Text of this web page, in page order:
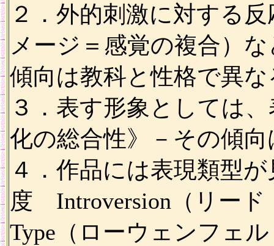
２．外的刺激に対する
メージ＝感覚の複合）
傾向は教科と性格で異な
３．表す形象としては
化の総合性》－その傾
４．作品には表現類型
度 Introversion（リード
Type（ローウェンフェ